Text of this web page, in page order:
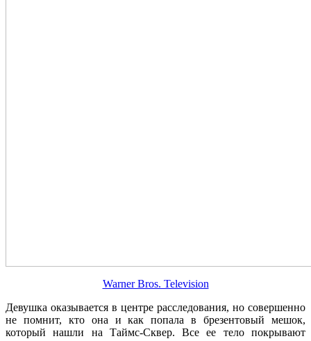
Warner Bros. Television
Девушка оказывается в центре расследования, но совершенно
не помнит, кто она и как попала в брезентовый мешок,
который нашли на Таймс-Сквер. Все ее тело покрывают